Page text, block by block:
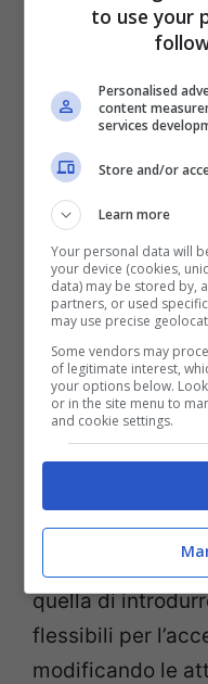
discussione
ordine e
aspetta.
Lariforma
equo il sistema
della Situazione
con l’obiettivo di
giusto ai servizi
Questo significa
novità in termini
patrimonio, con
sull’eleggibilità
e molto altro.
Per quanto
è ancora aperto.
quella di
flessibili per
modificando le
to use your
Personalised
content
services
Store and/or
Learn more
Your personal data will
your device (cookies,
data) may be stored by,
partners, or used
may use precise
Some vendors may
of legitimate interest,
your options below.
or in the site menu to
and cookie settings.